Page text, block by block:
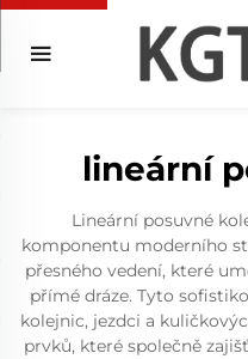
lineární
Lineární posuvné
komponentu moderního
přesného vedení, které
přímé dráze. Tyto
kolejnic, jezdci a
prvků, které společně